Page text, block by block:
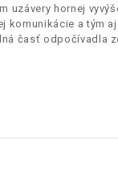
uzávery hornej
a tým
časť odpočívadla